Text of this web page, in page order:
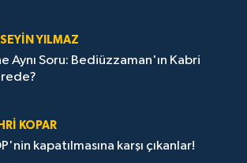
YILMAZ
Aynı Soru: Bediüzzaman'ın Kabri
KOPAR
kapatılmasına karşı çıkanlar!